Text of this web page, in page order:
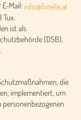
E-Mail:
Tux.
ist als
(DSB),
die
implementiert, um